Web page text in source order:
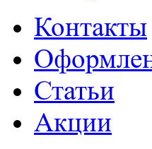
Контакты
Статьи
Акции